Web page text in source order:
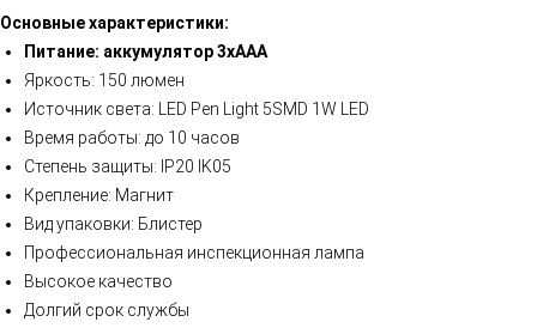
Основные характеристики:
Питание: аккумулятор 3xAAA
Яркость: 150 люмен
Источник света: LED Pen Light 5SMD 1W LED
Время работы: до 10 часов
Степень защиты: IP20 IK05
Крепление: Магнит
Вид упаковки: Блистер
Профессиональная инспекционная лампа
Высокое качество
Долгий срок службы